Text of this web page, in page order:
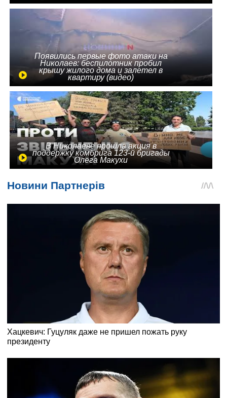
Появились первые фото атаки на
Николаев: беспилотник пробил
крышу жилого дома и залетел в
квартиру (видео)
В Николаеве прошла акция в
поддержку комбрига 123-й бригады
Олега Макухи